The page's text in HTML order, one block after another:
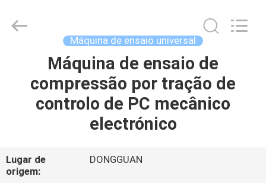
PRODUTOS
NÓS
Reserved.
Developed
Máquina de ensaio universal
Máquina de ensaio de
compressão por tração de
controlo de PC mecânico
electrónico
Lugar de
origem:
DONGGUAN